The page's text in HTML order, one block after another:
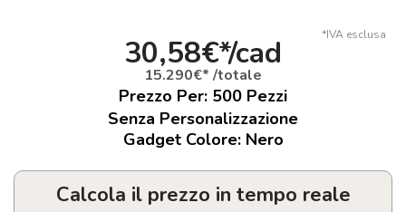
*IVA esclusa
30,58€*/cad
15.290€* /totale
Prezzo Per: 500 Pezzi
Senza Personalizzazione
Gadget Colore: Nero
Calcola il prezzo in tempo reale